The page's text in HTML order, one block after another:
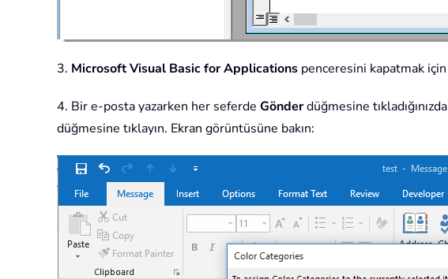
3. Microsoft Visual Basic for Applications penceresini kapatmak için
4. Bir e-posta yazarken her seferde Gönderdüğmesine tıkladığınızda
düğmesine tıklayın. Ekran görüntüsüne bakın: